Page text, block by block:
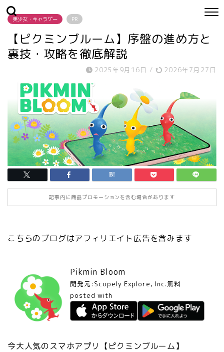
美少女・キャラゲー PR
【ピクミンブルーム】序盤の進め方と
裏技・攻略を徹底解説
2025年9月16日 / 2026年7月27日
記事内に商品プロモーションを含む場合があります
こちらのブログはアフィリエイト広告を含みます
Pikmin Bloom
開発元: Scopely Explore, Inc.無料
posted with
今大人気のスマホアプリ【ピクミンブルーム】